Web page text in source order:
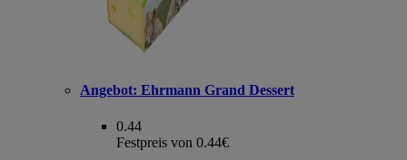
Angebot: Ehrmann Grand Dessert
0.44
Festpreis von 0.44€